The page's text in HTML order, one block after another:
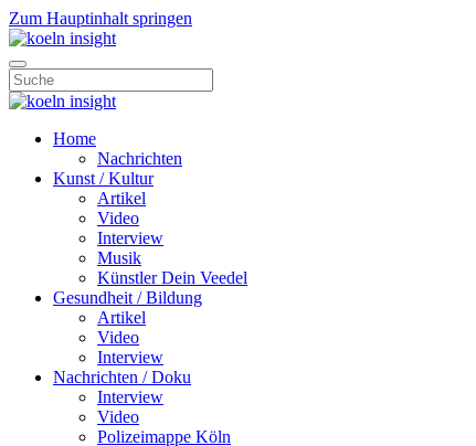
Zum Hauptinhalt springen
Home
Nachrichten
Kunst / Kultur
Artikel
Video
Interview
Musik
Künstler Dein Veedel
Gesundheit / Bildung
Artikel
Video
Interview
Nachrichten / Doku
Interview
Video
Polizeimappe Köln